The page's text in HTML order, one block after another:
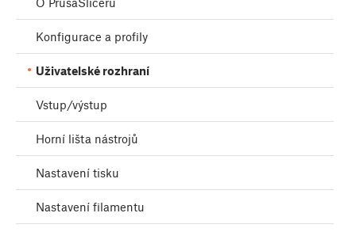
Konfigurace a profily
Uživatelské rozhraní
Vstup/výstup
Horní lišta nástrojů
Nastavení tisku
Nastavení filamentu